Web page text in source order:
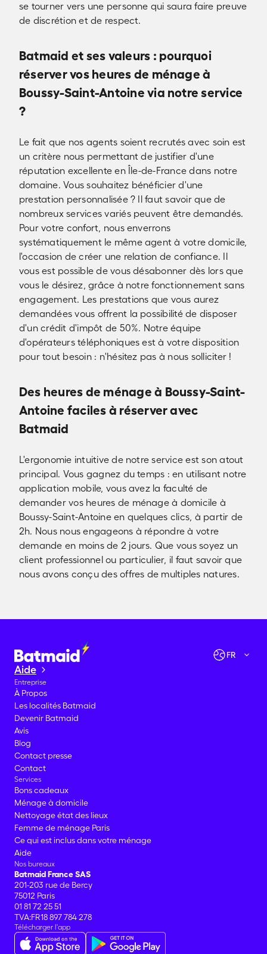
se tourner vers une personne qui saura faire preuve
de discrétion et de respect.
Batmaid et ses valeurs : pourquoi
réserver vos heures de ménage à
Boussy-Saint-Antoine via notre service
?
Le fait que nos agents soient recrutés avec soin est
un critère nous permettant de justifier d'une
réputation excellente en Île-de-France dans notre
domaine. Vous souhaitez bénéficier d'une
prestation personnalisée ? Il faut savoir que de
nombreux services variés peuvent être demandés.
Pour votre confort, nous enverrons
systématiquement le même agent à votre domicile,
l'occasion de créer une relation de confiance. Il
vous est possible de vous désabonner dès lors que
vous le désirez, grâce à notre fonctionnement sans
engagement. Les prestations que vous aurez
demandées vous offrent la possibilité de disposer
d'un crédit d'impôt de 50%. Notre équipe
d'opérateurs téléphoniques est à votre disposition
pour tout besoin : n'hésitez pas à nous solliciter !
Des heures de ménage à Boussy-Saint-
Antoine faciles à réserver avec
Batmaid
L'ergonomie intuitive de notre service est son atout
principal. Vous gagnez du temps : en utilisant notre
application mobile, vous avez la faculté de
demander vos heures de ménage à domicile à
Boussy-Saint-Antoine en quelques clics, à partir de
2h. Nous nous engageons à répondre à votre
demande en moins de 2 jours. Que vous soyez un
client professionnel ou particulier, il faut savoir que
nous avons conçu des offres de multiples natures.
FR
Aide
Entreprise
À Propos
Les localités Batmaid
Devenir Batmaid
Avis
Blog
Contact presse
Contact
Services
Bons cadeaux
Ménage à domicile
Nettoyage état des lieux
Femme de ménage Paris
Ce qui est inclus dans votre ménage
Aide
Nos bureaux
Batmaid France SAS
201-203 rue de Bercy
75012 Paris
01 81 72 25 51
TVA:FR18 897 784 278
Télécharger l'app